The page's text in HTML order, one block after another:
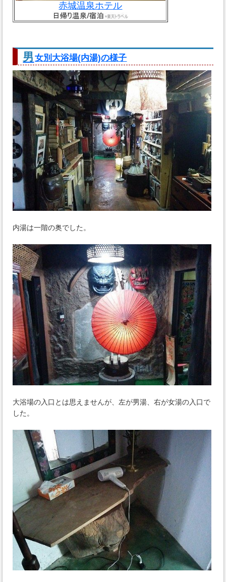
赤城温泉ホテル
男 女別大浴場(内湯)の様子
内湯は一階の奥でした。
大浴場の入口とは思えませんが、左が男湯、右が女湯の入口で
した。